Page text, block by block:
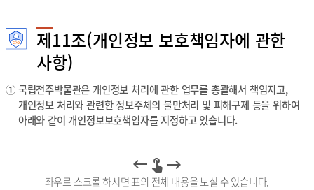
제11조(개인정보 보호책임자에 관한
사항)
①국립전주박물관은 개인정보 처리에 관한 업무를 총괄해서 책임지고,
개인정보 처리와 관련한 정보주체의 불만처리 및 피해구제 등을 위하여
아래와 같이 개인정보보호책임자를 지정하고 있습니다.
좌우로 스크롤 하시면 표의 전체 내용을 보실 수 있습니다.